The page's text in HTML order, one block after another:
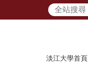
淡江大學首頁